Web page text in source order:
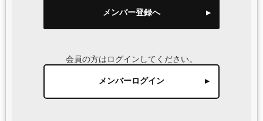
メンバー登録へ
会員の方はログインしてください。
メンバーログイン